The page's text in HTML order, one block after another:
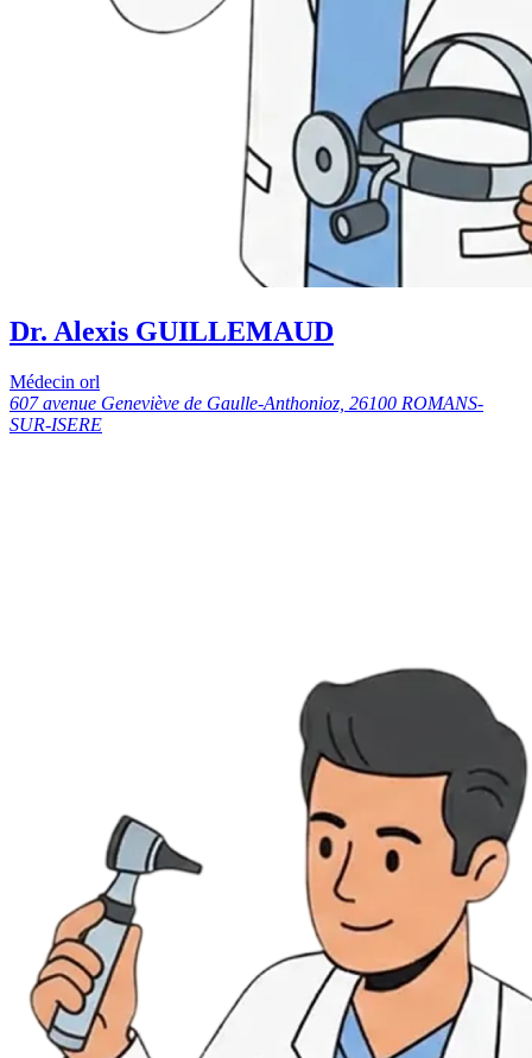
Dr. Alexis GUILLEMAUD
Médecin orl
607 avenue Geneviève de Gaulle-Anthonioz, 26100 ROMANS-
SUR-ISERE